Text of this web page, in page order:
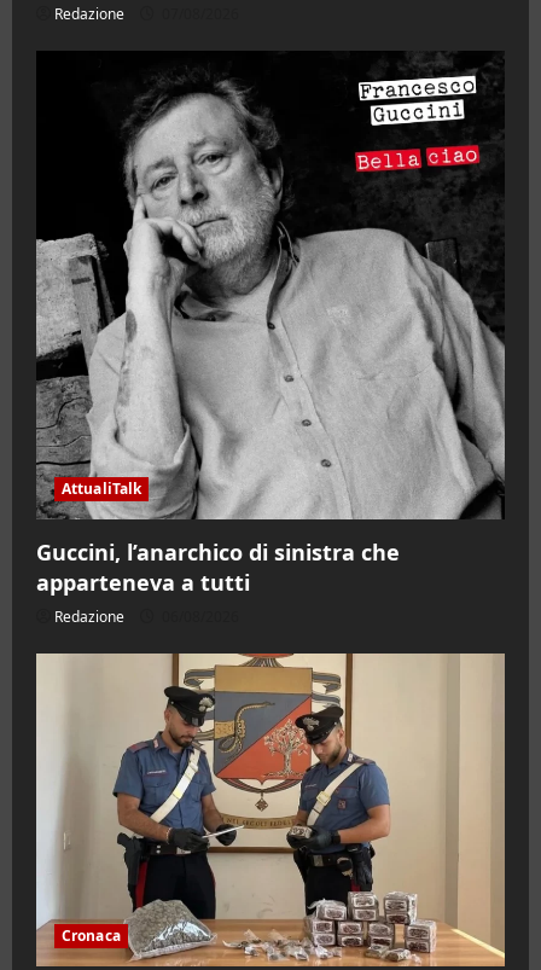
Redazione
AttualiTalk
Guccini, l’anarchico di sinistra che
apparteneva a tutti
Redazione
Cronaca